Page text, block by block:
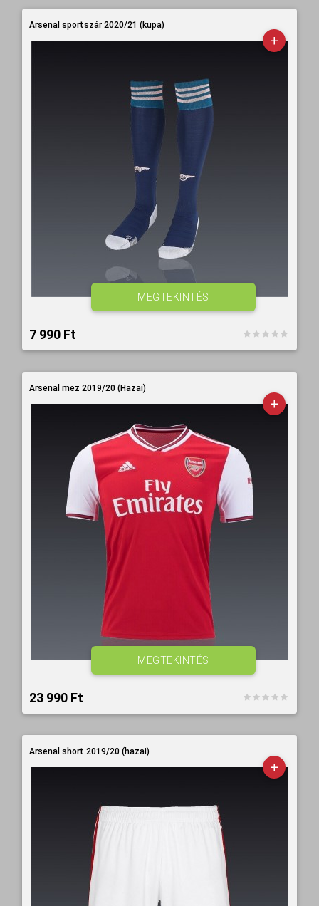
Arsenal sportszár 2020/21 (kupa)
7 990 Ft‎
MEGTEKINTÉS
Arsenal mez 2019/20 (Hazai)
23 990 Ft‎
MEGTEKINTÉS
Arsenal short 2019/20 (hazai)